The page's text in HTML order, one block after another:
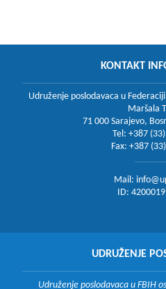
KONTAKT
Udruženje poslodavaca u
Maršala
71 000 Sarajevo,
Tel: +387
Fax: +387
Mail:
ID:
UDRUŽENJE
Udruženje poslodavaca u FBIH